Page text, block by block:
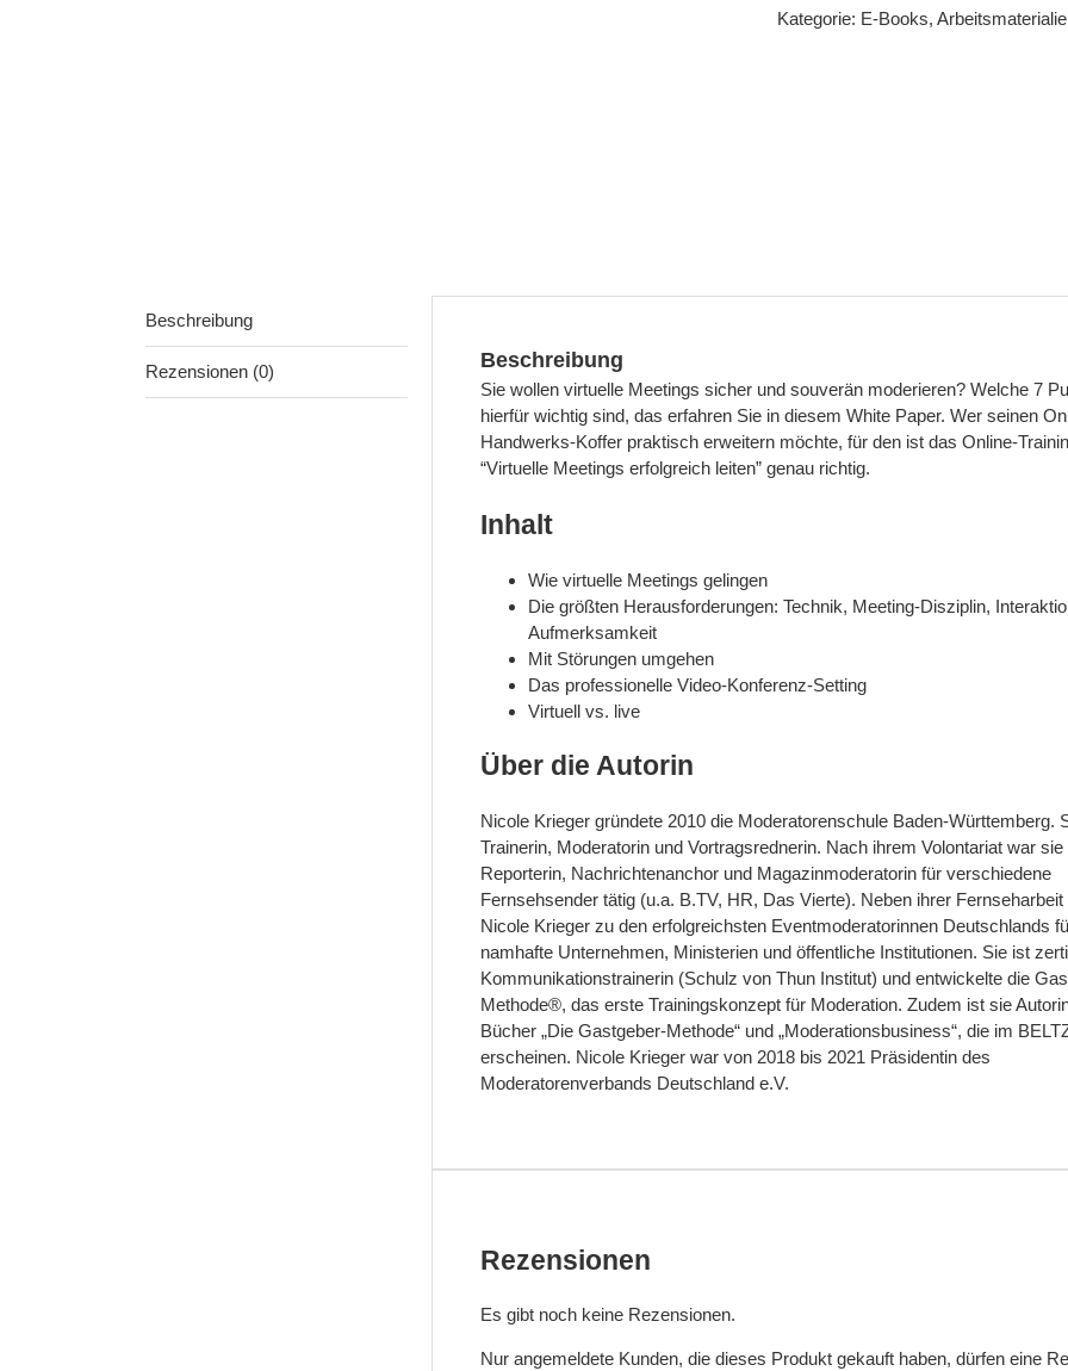
virtuelle
Kategorie: E-Books,
Beschreibung
Rezensionen (0) Beschreibung
Sie wollen virtuelle Meetings sicher und souverän moderieren? Welche 7
hierfür wichtig sind, das erfahren Sie in diesem White Paper. Wer seinen
Handwerks-Koffer praktisch erweitern möchte, für den ist das Online-
“Virtuelle Meetings erfolgreich leiten” genau richtig.
Inhalt
Wie virtuelle Meetings gelingen
Die größten Herausforderungen: Technik, Meeting-Disziplin,
Aufmerksamkeit
Mit Störungen umgehen
Das professionelle Video-Konferenz-Setting
Virtuell vs. live
Über die Autorin
Nicole Krieger gründete 2010 die Moderatorenschule Baden-Württemberg.
Trainerin, Moderatorin und Vortragsrednerin. Nach ihrem Volontariat war sie
Reporterin, Nachrichtenanchor und Magazinmoderatorin für verschiedene
Fernsehsender tätig (u.a. B.TV, HR, Das Vierte). Neben ihrer Fernseharbeit
Nicole Krieger zu den erfolgreichsten Eventmoderatorinnen Deutschlands
namhafte Unternehmen, Ministerien und öffentliche Institutionen. Sie ist
Kommunikationstrainerin (Schulz von Thun Institut) und entwickelte die
Methode®, das erste Trainingskonzept für Moderation. Zudem ist sie
Bücher „Die Gastgeber-Methode“ und „Moderationsbusiness“, die im
erscheinen. Nicole Krieger war von 2018 bis 2021 Präsidentin des
Moderatorenverbands Deutschland e.V.
Rezensionen
Es gibt noch keine Rezensionen.
Nur angemeldete Kunden, die dieses Produkt gekauft haben, dürfen eine